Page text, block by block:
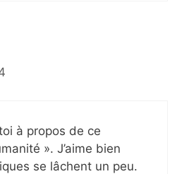
à propos de ce
». J’aime bien
se lâchent un peu.